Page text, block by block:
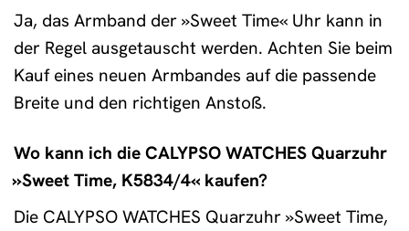
Ja, das Armband der »Sweet Time« Uhr kann in
der Regel ausgetauscht werden. Achten Sie beim
Kauf eines neuen Armbandes auf die passende
Breite und den richtigen Anstoß.
Wo kann ich die CALYPSO WATCHES Quarzuhr
»Sweet Time, K5834/4« kaufen?
Die CALYPSO WATCHES Quarzuhr »Sweet Time,